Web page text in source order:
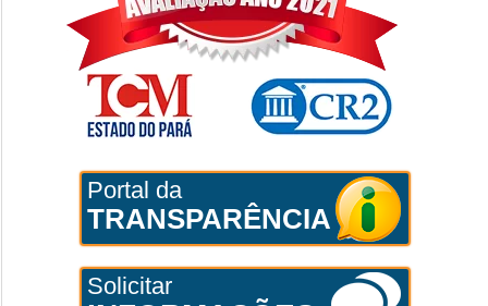
Portal da
TRANSPARÊNCIA
Solicitar